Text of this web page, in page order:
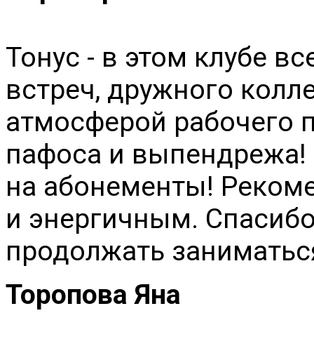
Тонус - в этом клубе
встреч, дружного
атмосферой рабочего
пафоса и
на абонементы!
и энергичным.
продолжать
Торопова Яна